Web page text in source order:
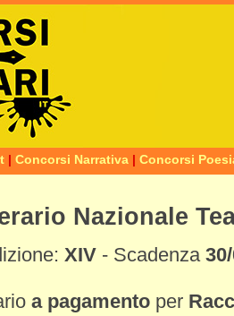
| Concorsi Narrativa | Concorsi
Nazionale
XIV - Scadenza
a pagamento per